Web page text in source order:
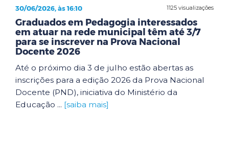
1125 visualizações
30/06/2026, às 16:10
Graduados em Pedagogia interessados
em atuar na rede municipal têm até 3/7
para se inscrever na Prova Nacional
Docente 2026
Até o próximo dia 3 de julho estão abertas as
inscrições para a edição 2026 da Prova Nacional
Docente (PND), iniciativa do Ministério da
Educação ... [saiba mais]